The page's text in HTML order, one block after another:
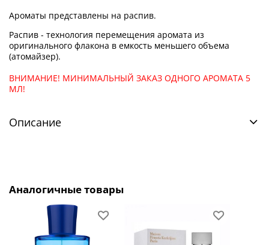
Ароматы представлены на распив.
Распив - технология перемещения аромата из
оригинального флакона в емкость меньшего объема
(атомайзер).
ВНИМАНИЕ! МИНИМАЛЬНЫЙ ЗАКАЗ ОДНОГО АРОМАТА 5
МЛ!
Описание
Аналогичные товары